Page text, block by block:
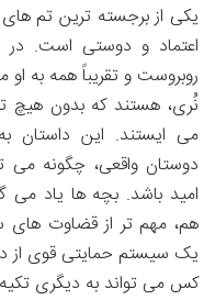
یکی از برجسته ترین تم
اعتماد و دوستی است. در
روبروست و تقریباً همه به
نُری، هستند که بدون هیچ
می ایستند. این داستان
دوستان واقعی، چگونه می
امید باشد. بچه ها یاد می
هم، مهم تر از قضاوت
یک سیستم حمایتی قوی از
کس می تواند به دیگری